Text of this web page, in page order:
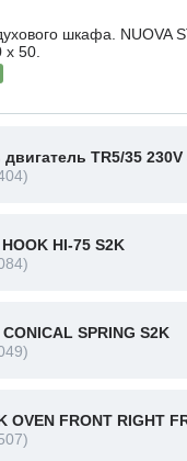
шкафа. NUOVA
50.
двигатель TR5/35 230V
HI-75 S2K
SPRING S2K
OVEN FRONT RIGHT